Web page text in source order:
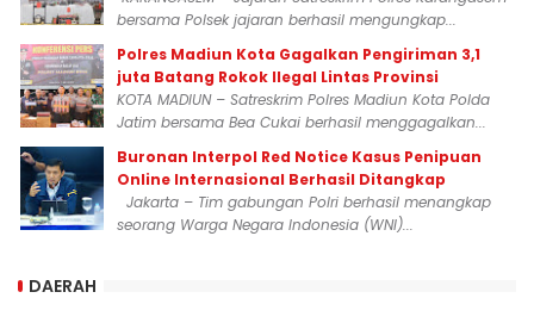
bersama Polsek jajaran berhasil mengungkap...
Polres Madiun Kota Gagalkan Pengiriman 3,1
juta Batang Rokok Ilegal Lintas Provinsi
KOTA MADIUN – Satreskrim Polres Madiun Kota Polda
Jatim bersama Bea Cukai berhasil menggagalkan...
Buronan Interpol Red Notice Kasus Penipuan
Online Internasional Berhasil Ditangkap
Jakarta – Tim gabungan Polri berhasil menangkap
seorang Warga Negara Indonesia (WNI)...
DAERAH